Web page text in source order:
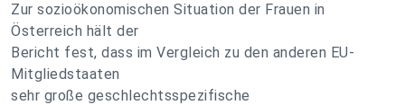
Zur sozioökonomischen Situation der Frauen in
Österreich hält der
Bericht fest, dass im Vergleich zu den anderen EU-
Mitgliedstaaten
sehr große geschlechtsspezifische